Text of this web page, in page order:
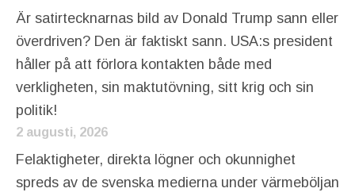
Är satirtecknarnas bild av Donald Trump sann eller
överdriven? Den är faktiskt sann. USA:s president
håller på att förlora kontakten både med
verkligheten, sin maktutövning, sitt krig och sin
politik!
2 augusti, 2026
Felaktigheter, direkta lögner och okunnighet
spreds av de svenska medierna under värmeböljan